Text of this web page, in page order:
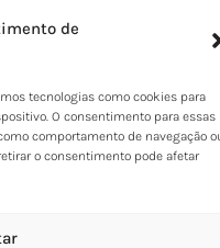
de
tecnologias como cookies para
O consentimento para essas
comportamento de navegação
o consentimento pode afetar